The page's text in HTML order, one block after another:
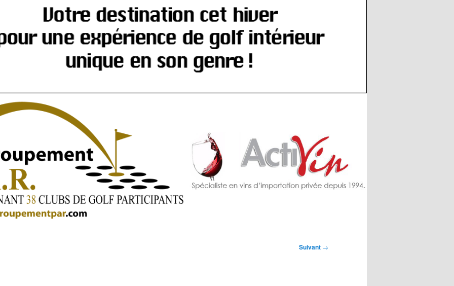
Suivant →